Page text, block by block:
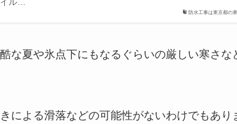
防水工事は東京都の
な夏や氷点下にもなるぐらいの厳しい寒さな
による滑落などの可能性がないわけでもあり